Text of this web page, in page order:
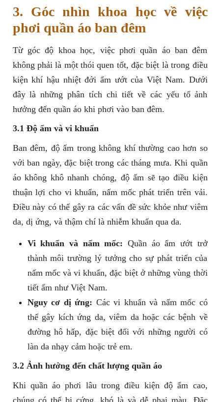
3. Góc nhìn khoa học về việc
phơi quần áo ban đêm
Từ góc độ khoa học, việc phơi quần áo ban đêm
không phải là một thói quen tốt, đặc biệt là trong điều
kiện khí hậu nhiệt đới ẩm ướt của Việt Nam. Dưới
đây là những phân tích chi tiết về các yếu tố ảnh
hưởng đến quần áo khi phơi vào ban đêm.
3.1 Độ ẩm và vi khuẩn
Ban đêm, độ ẩm trong không khí thường cao hơn so
với ban ngày, đặc biệt trong các tháng mưa. Khi quần
áo không khô nhanh chóng, độ ẩm sẽ tạo điều kiện
thuận lợi cho vi khuẩn, nấm mốc phát triển trên vải.
Điều này có thể gây ra các vấn đề sức khỏe như viêm
da, dị ứng, và thậm chí là nhiễm khuẩn qua da.
Vi khuẩn và nấm mốc: Quần áo ẩm ướt trở
thành môi trường lý tưởng cho sự phát triển của
nấm mốc và vi khuẩn, đặc biệt ở những vùng thời
tiết ẩm như Việt Nam.
Nguy cơ dị ứng: Các vi khuẩn và nấm mốc có
thể gây kích ứng da, viêm da hoặc các bệnh về
đường hô hấp, đặc biệt đối với những người có
làn da nhạy cảm hoặc trẻ em.
3.2 Ảnh hưởng đến chất lượng quần áo
Khi quần áo phơi lâu trong điều kiện độ ẩm cao,